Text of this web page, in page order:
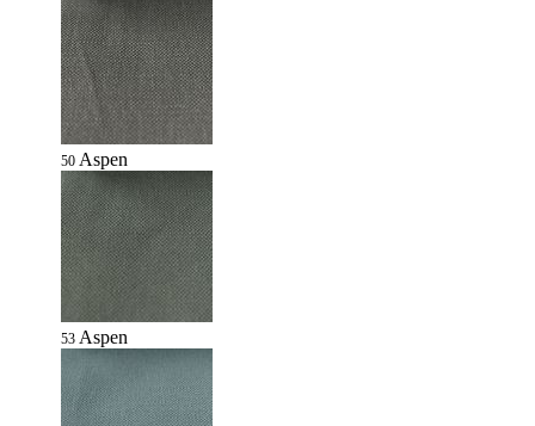
50 Aspen
53 Aspen